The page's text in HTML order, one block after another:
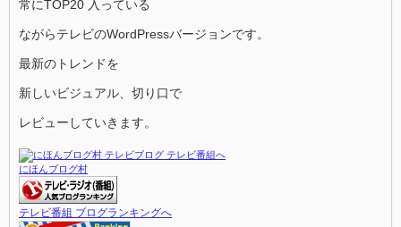
常にTOP20 入っている
ながらテレビのWordPressバージョンです。
最新のトレンドを
新しいビジュアル、切り口で
レビューしていきます。
にほんブログ村
テレビ番組 ブログランキングへ